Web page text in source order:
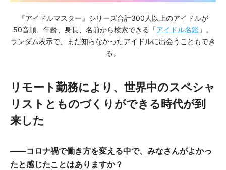
『アイドルマスター』シリーズ合計300人以上のアイドルが
50音順、年齢、身長、名前から検索できる「アイドル名鑑 」。
ランダム表示で、まだ知らなかったアイドルに出会うこともでき
る。
リモート勤務により、世界中のスペシャ
リストとものづくりができる時代が到
来した
――コロナ禍で働き方を変える中で、みなさんがよかっ
たと感じたことはありますか？